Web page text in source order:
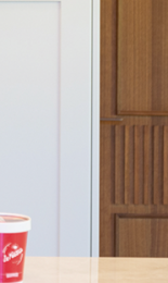
– XI CONVENCIÓN